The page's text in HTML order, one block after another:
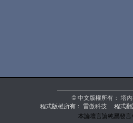
© 中文版權所有： 塔
程式版權所有： 雷傲科技程式翻
本論壇言論純屬發